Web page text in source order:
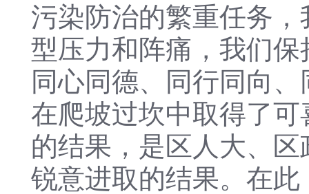
污染防治的繁重任务
型压力和阵痛，我们
同心同德、同行同向
在爬坡过坎中取得了
的结果，是区人大、
锐意进取的结果。在